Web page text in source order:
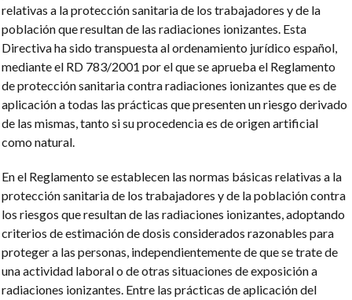
relativas a la protección sanitaria de los trabajadores y de la
población que resultan de las radiaciones ionizantes. Esta
Directiva ha sido transpuesta al ordenamiento jurídico español,
mediante el RD 783/2001 por el que se aprueba el Reglamento
de protección sanitaria contra radiaciones ionizantes que es de
aplicación a todas las prácticas que presenten un riesgo derivado
de las mismas, tanto si su procedencia es de origen artificial
como natural.
En el Reglamento se establecen las normas básicas relativas a la
protección sanitaria de los trabajadores y de la población contra
los riesgos que resultan de las radiaciones ionizantes, adoptando
criterios de estimación de dosis considerados razonables para
proteger a las personas, independientemente de que se trate de
una actividad laboral o de otras situaciones de exposición a
radiaciones ionizantes. Entre las prácticas de aplicación del